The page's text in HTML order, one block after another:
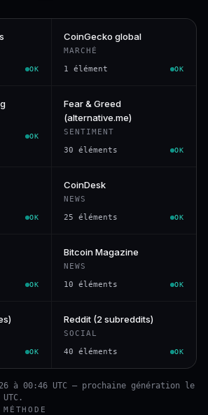
OK
CoinGecko global
MARCHÉ
1 élément OK
OK
Fear & Greed
(alternative.me)
SENTIMENT
30 éléments OK
OK
CoinDesk
NEWS
25 éléments OK
OK
Bitcoin Magazine
NEWS
10 éléments OK
OK
Reddit (2 subreddits)
SOCIAL
40 éléments OK
à 00:46 UTC — prochaine génération le